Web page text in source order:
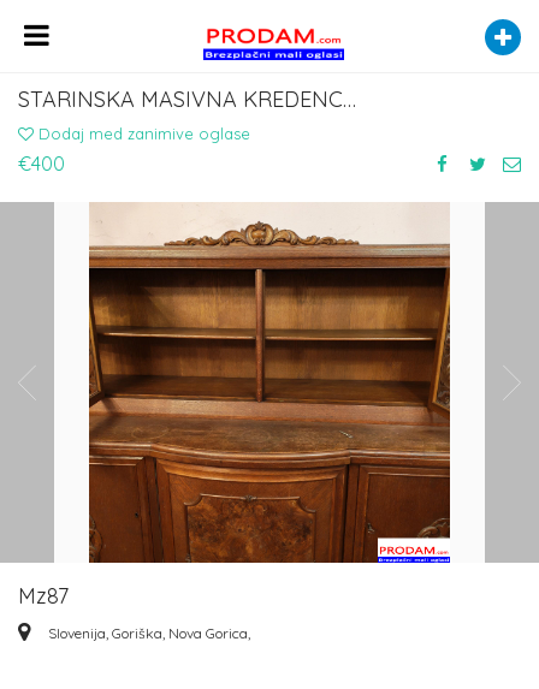
STARINSKA MASIVNA KREDENCA Z VITRINO OKOLI 1900
Dodaj med zanimive oglase
€400
Mz87
Slovenija, Goriška, Nova Gorica,